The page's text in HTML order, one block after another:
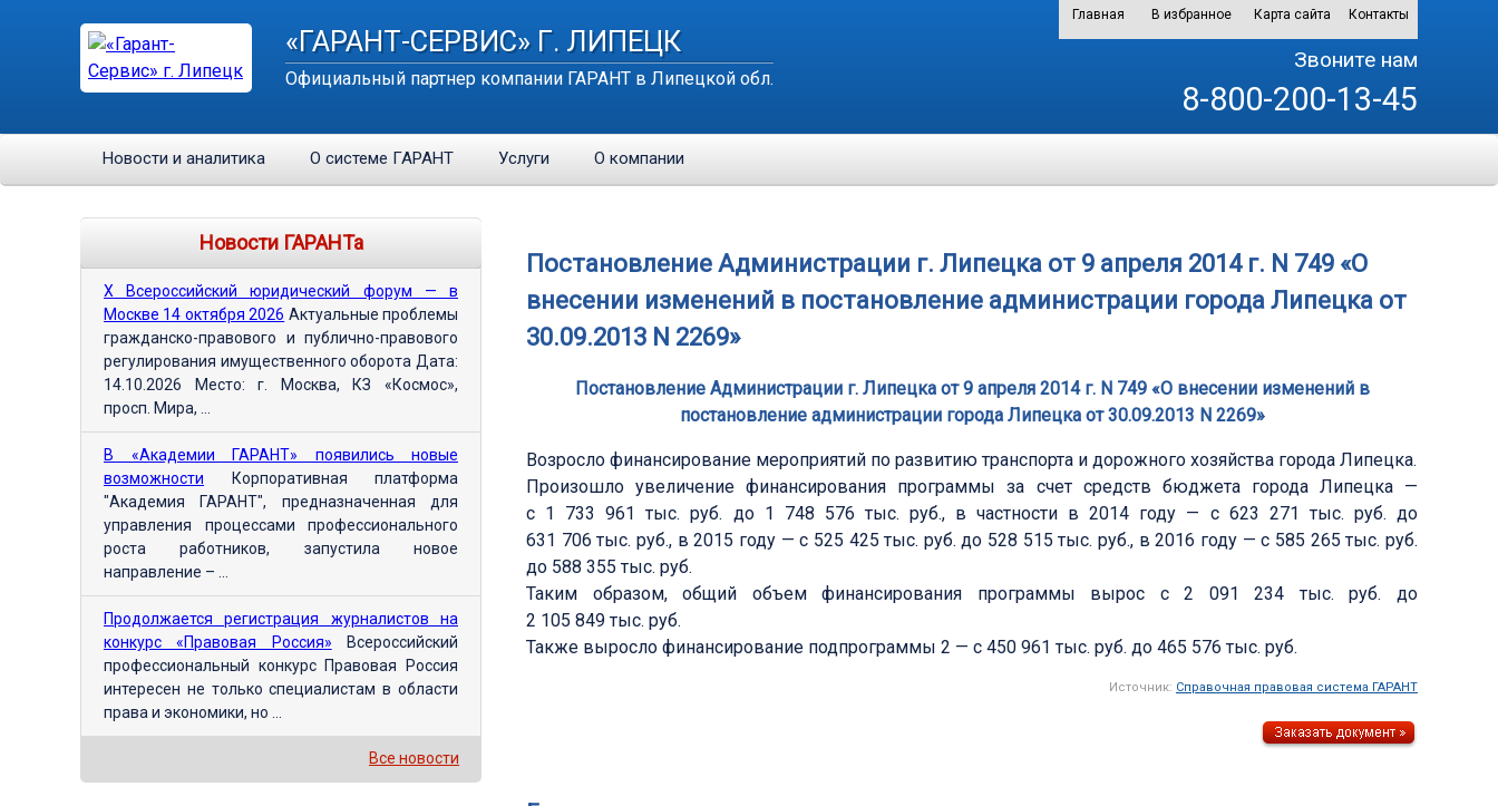
«ГАРАНТ-СЕРВИС» Г. ЛИПЕЦК
Официальный партнер компании ГАРАНТ в Липецкой обл.
Главная В избранное Карта сайта Контакты
Звоните нам
8-800-200-13-45
Новости и аналитика О системе ГАРАНТ Услуги О компании
Постановление Администрации г. Липецка от 9 апреля 2014 г. N 749 «О
внесении изменений в постановление администрации города Липецка от
30.09.2013 N 2269»
Постановление Администрации г. Липецка от 9 апреля 2014 г. N 749 «О внесении изменений в
постановление администрации города Липецка от 30.09.2013 N 2269»
Возросло финансирование мероприятий по развитию транспорта и дорожного хозяйства города Липецка.
Произошло увеличение финансирования программы за счет средств бюджета города Липецка —
с 1 733 961 тыс. руб. до 1 748 576 тыс. руб., в частности в 2014 году — с 623 271 тыс. руб. до
631 706 тыс. руб., в 2015 году — с 525 425 тыс. руб. до 528 515 тыс. руб., в 2016 году — с 585 265 тыс. руб.
до 588 355 тыс. руб.
Таким образом, общий объем финансирования программы вырос с 2 091 234 тыс. руб. до
2 105 849 тыс. руб.
Также выросло финансирование подпрограммы 2 — с 450 961 тыс. руб. до 465 576 тыс. руб.
Источник: Справочная правовая система ГАРАНТ
Новости ГАРАНТа
Х Всероссийский юридический форум — в
Москве 14 октября 2026 Актуальные проблемы
гражданско-правового и публично-правового
регулирования имущественного оборота Дата:
14.10.2026 Место: г. Москва, КЗ «Космос»,
просп. Мира, ...
В «Академии ГАРАНТ» появились новые
возможности Корпоративная платформа
"Академия ГАРАНТ", предназначенная для
управления процессами профессионального
роста работников, запустила новое
направление – ...
Продолжается регистрация журналистов на
конкурс «Правовая Россия» Всероссийский
профессиональный конкурс Правовая Россия
интересен не только специалистам в области
права и экономики, но ...
Все новости